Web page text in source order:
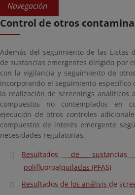
Navegación
Control de otros
Además del seguimiento de las Listas
de sustancias emergentes dirigido por
con la vigilancia y seguimiento de
incorporando el seguimiento específico
la realización de screenings analíticos
compuestos no contemplados en
ejecución de otros controles
compuestos de interés emergente
necesidades regulatorias.
Resultados de sustancias
polifluoroalquiladas (PFAS)
Resultados de los análisis de